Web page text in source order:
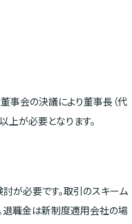
事会の決議により董事長（代
上が必要となります。
が必要です。取引のスキーム
退職金は新制度適用会社の場